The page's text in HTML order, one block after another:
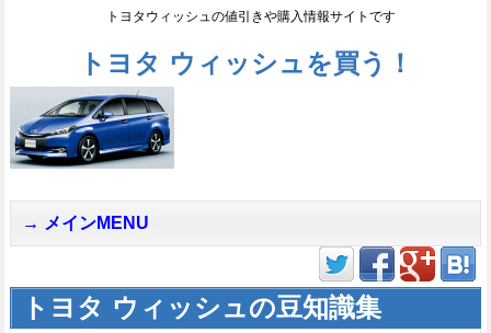
トヨタウィッシュの値引きや購入情報サイトです
トヨタ ウィッシュを買う！
メインMENU
トヨタ ウィッシュの豆知識集